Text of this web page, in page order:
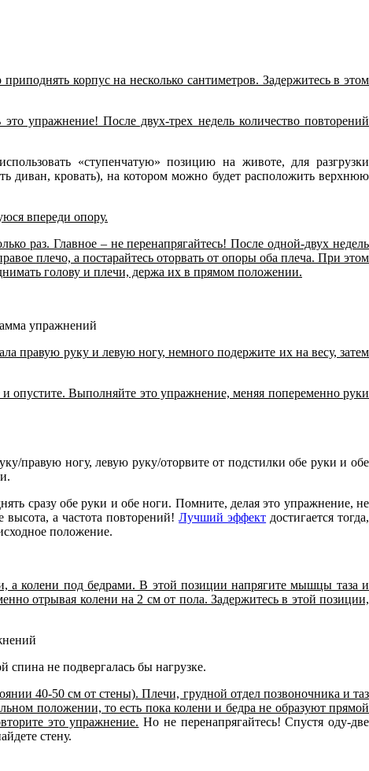
корпус на несколько сантиметров. Задержитесь в этом
упражнение! После двух-трех недель количество повторений
«ступенчатую» позицию на животе, для разгрузки
диван, кровать), на котором можно будет расположить верхнюю
впереди опору.
раз. Главное – не перенапрягайтесь! После одной-двух недель
плечо, а постарайтесь оторвать от опоры оба плеча. При этом
голову и плечи, держа их в прямом положении.
правую руку и левую ногу, немного подержите их на весу, затем
Выполняйте это упражнение, меняя попеременно руки
правую ногу, левую руку/оторвите от подстилки обе руки и обе
сразу обе руки и обе ноги. Помните, делая это упражнение, не
а частота повторений!Лучший эффект достигается тогда,
положение.
а колени под бедрами. В этой позиции напрягите мышцы таза и
отрывая колени на 2 см от пола. Задержитесь в этой позиции,
спина не подвергалась бы нагрузке.
40-50 см от стены). Плечи, грудной отдел позвоночника и таз
положении, то есть пока колени и бедра не образуют прямой
это упражнение. Но не перенапрягайтесь! Спустя оду-две
стену.